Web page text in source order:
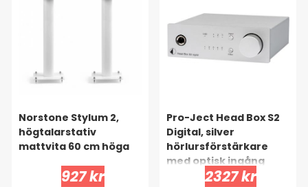
Norstone Stylum 2,
högtalarstativ
mattvita 60 cm höga
927 kr
Pro-Ject Head Box S2
Digital, silver
hörlursförstärkare
med optisk ingång
2327 kr